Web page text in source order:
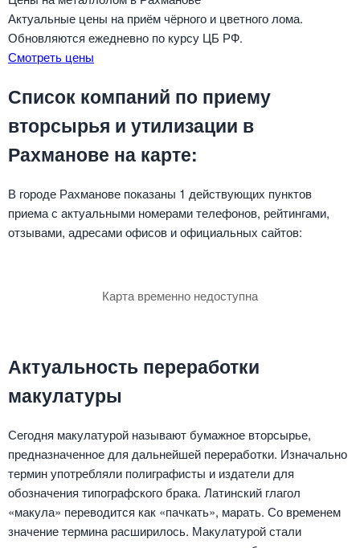
Актуальные цены на приём чёрного и цветного лома.
Обновляются ежедневно по курсу ЦБ РФ.
Смотреть цены
Список компаний по приему
вторсырья и утилизации в
Рахманове на карте:
В городе Рахманове показаны 1 действующих пунктов
приема с актуальными номерами телефонов, рейтингами,
отзывами, адресами офисов и официальных сайтов:
Карта временно недоступна
Актуальность переработки
макулатуры
Сегодня макулатурой называют бумажное вторсырье,
предназначенное для дальнейшей переработки. Изначально
термин употребляли полиграфисты и издатели для
обозначения типографского брака. Латинский глагол
«макула» переводится как «пачкать», марать. Со временем
значение термина расширилось. Макулатурой стали